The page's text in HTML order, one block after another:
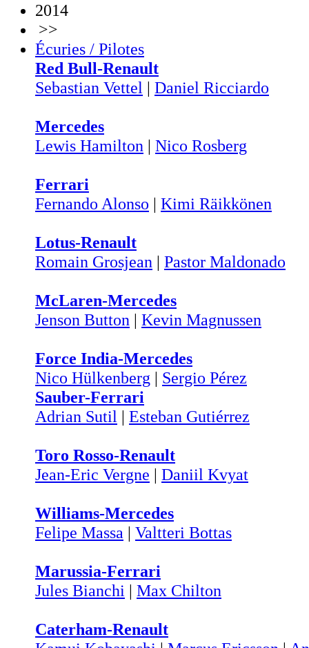
2014
>>
Écuries / Pilotes
Red Bull-Renault
Sebastian Vettel | Daniel Ricciardo
Mercedes
Lewis Hamilton | Nico Rosberg
Ferrari
Fernando Alonso | Kimi Räikkönen
Lotus-Renault
Romain Grosjean | Pastor Maldonado
McLaren-Mercedes
Jenson Button | Kevin Magnussen
Force India-Mercedes
Nico Hülkenberg | Sergio Pérez
Sauber-Ferrari
Adrian Sutil | Esteban Gutiérrez
Toro Rosso-Renault
Jean-Eric Vergne | Daniil Kvyat
Williams-Mercedes
Felipe Massa | Valtteri Bottas
Marussia-Ferrari
Jules Bianchi | Max Chilton
Caterham-Renault